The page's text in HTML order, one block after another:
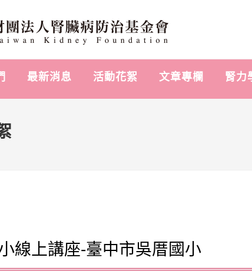
最新消息 活動花絮 文章專欄 腎力
線上講座-臺中市吳厝國小